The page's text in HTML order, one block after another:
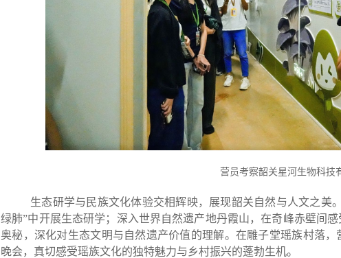
营员考察韶关星河生物科技
生态研学与民族文化体验交相辉映，展现韶关自然与人文之美
绿肺”中开展生态研学；深入世界自然遗产地丹霞山，在奇峰赤壁间
奥秘，深化对生态文明与自然遗产价值的理解。在雕子堂瑶族村落
晚会，真切感受瑶族文化的独特魅力与乡村振兴的蓬勃生机。